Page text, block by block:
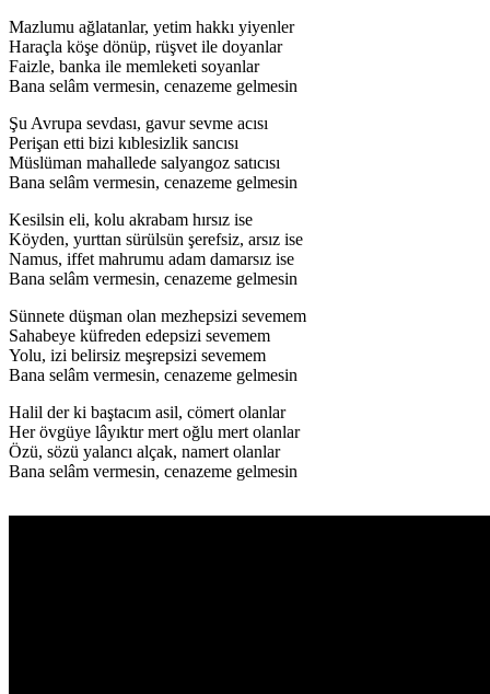
Mazlumu ağlatanlar, yetim hakkı yiyenler
Haraçla köşe dönüp, rüşvet ile doyanlar
Faizle, banka ile memleketi soyanlar
Bana selâm vermesin, cenazeme gelmesin
Şu Avrupa sevdası, gavur sevme acısı
Perişan etti bizi kıblesizlik sancısı
Müslüman mahallede salyangoz satıcısı
Bana selâm vermesin, cenazeme gelmesin
Kesilsin eli, kolu akrabam hırsız ise
Köyden, yurttan sürülsün şerefsiz, arsız ise
Namus, iffet mahrumu adam damarsız ise
Bana selâm vermesin, cenazeme gelmesin
Sünnete düşman olan mezhepsizi sevemem
Sahabeye küfreden edepsizi sevemem
Yolu, izi belirsiz meşrepsizi sevemem
Bana selâm vermesin, cenazeme gelmesin
Halil der ki baştacım asil, cömert olanlar
Her övgüye lâyıktır mert oğlu mert olanlar
Özü, sözü yalancı alçak, namert olanlar
Bana selâm vermesin, cenazeme gelmesin